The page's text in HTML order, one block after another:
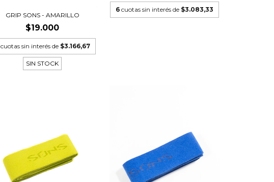
GRIP SONS - AMARILLO
$19.000
cuotas sin interés de $3.166,67
SIN STOCK
6 cuotas sin interés de $3.083,33